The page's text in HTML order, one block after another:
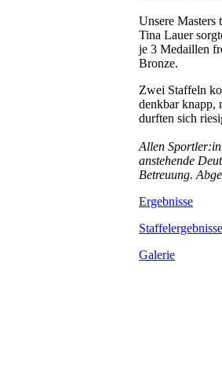
Unsere Masters
Tina Lauer
je 3 Medaillen
Bronze.
Zwei Staffeln
denkbar knapp,
durften sich
Allen
anstehende
Betreuung.
Ergebnisse
Staffelergebnisse
Galerie